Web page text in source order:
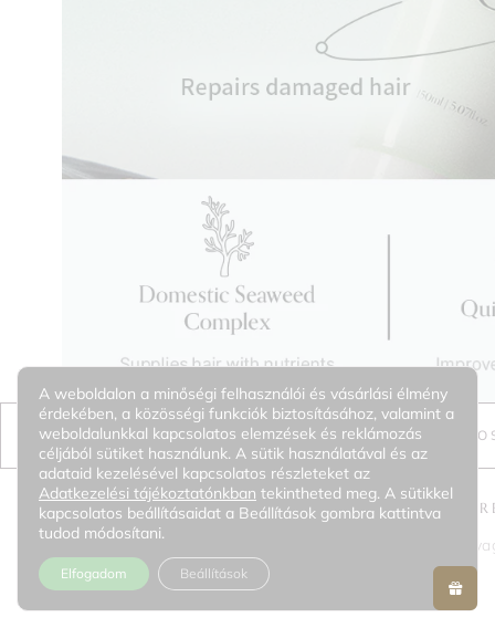
ALGAE THERAPY MINERAL NO WASH
Kiöblítést nem igénylő hajápoló tengeri algákkal, ásványi
A weboldalon a minőségi felhasználói és vásárlási élmény
érdekében, a közösségi funkciók biztosításához, valamint a
weboldalunkkal kapcsolatos elemzések és reklámozás
céljából sütiket használunk. A sütik használatával és az
adataid kezelésével kapcsolatos részleteket az
Adatkezelési tájékoztatónkban tekintheted meg. A sütikkel
kapcsolatos beállításaidat a Beállítások gombra kattintva
tudod módosítani.
Elfogadom Beállítások